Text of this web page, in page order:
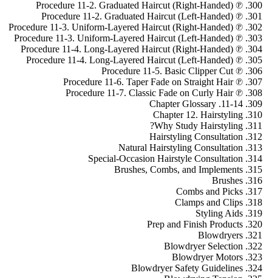
℗ Procedure 11-2. Graduated Haircut (Right-Handed)
℗ Procedure 11-2. Graduated Haircut (Left-Handed)
℗ Procedure 11-3. Uniform-Layered Haircut (Right-Handed)
℗ Procedure 11-3. Uniform-Layered Haircut (Left-Handed)
℗ Procedure 11-4. Long-Layered Haircut (Right-Handed)
℗ Procedure 11-4. Long-Layered Haircut (Left-Handed)
℗ Procedure 11-5. Basic Clipper Cut
℗ Procedure 11-6. Taper Fade on Straight Hair
℗ Procedure 11-7. Classic Fade on Curly Hair
11-14. Chapter Glossary
Chapter 12. Hairstyling
Why Study Hairstyling?
Hairstyling Consultation
Natural Hairstyling Consultation
Special-Occasion Hairstyle Consultation
Brushes, Combs, and Implements
Brushes
Combs and Picks
Clamps and Clips
Styling Aids
Prep and Finish Products
Blowdryers
Blowdryer Selection
Blowdryer Motors
Blowdryer Safety Guidelines